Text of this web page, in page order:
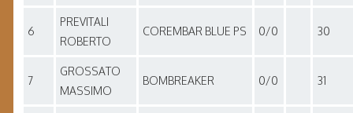
6
PREVITALI
ROBERTO
COREMBAR BLUE PS 0/0 30
7
GROSSATO
MASSIMO
BOMBREAKER 0/0 31